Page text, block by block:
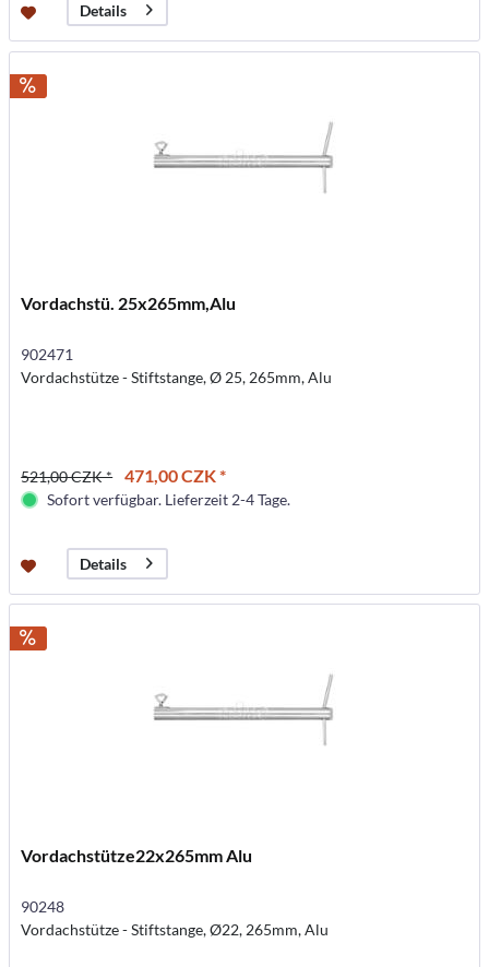
Details
Vordachstü. 25x265mm,Alu
902471
Vordachstütze - Stiftstange, Ø 25, 265mm, Alu
521,00 CZK * 471,00 CZK *
Sofort verfügbar. Lieferzeit 2-4 Tage.
Details
Vordachstütze22x265mm Alu
90248
Vordachstütze - Stiftstange, Ø22, 265mm, Alu